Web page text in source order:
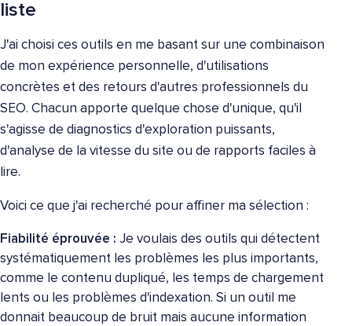
liste
J'ai choisi ces outils en me basant sur une combinaison
de mon expérience personnelle, d'utilisations
concrètes et des retours d'autres professionnels du
SEO. Chacun apporte quelque chose d'unique, qu'il
s'agisse de diagnostics d'exploration puissants,
d'analyse de la vitesse du site ou de rapports faciles à
lire.
Voici ce que j'ai recherché pour affiner ma sélection :
Fiabilité éprouvée : Je voulais des outils qui détectent
systématiquement les problèmes les plus importants,
comme le contenu dupliqué, les temps de chargement
lents ou les problèmes d'indexation. Si un outil me
donnait beaucoup de bruit mais aucune information